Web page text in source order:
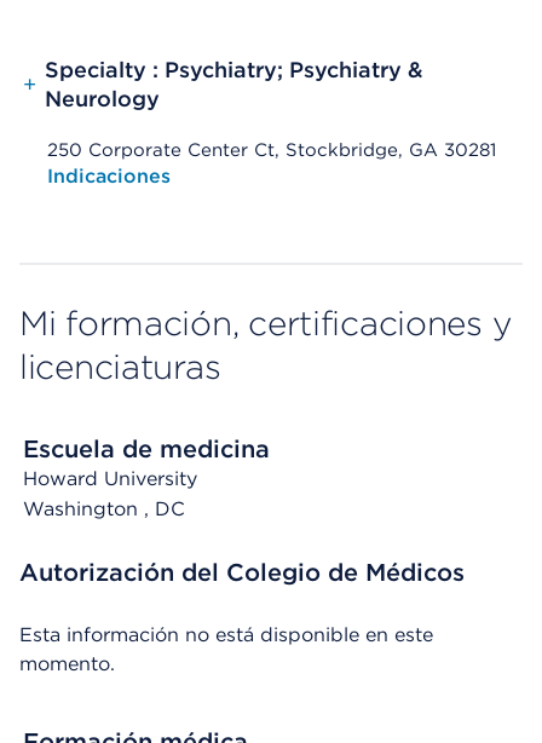
+
Specialty : Psychiatry; Psychiatry &
Neurology
250 Corporate Center Ct, Stockbridge, GA 30281
Opens native map application on mobile devices
Indicaciones
Mi formación, certificaciones y
licenciaturas
Escuela de medicina
Howard University
Washington , DC
Autorización del Colegio de Médicos
Esta información no está disponible en este
momento.